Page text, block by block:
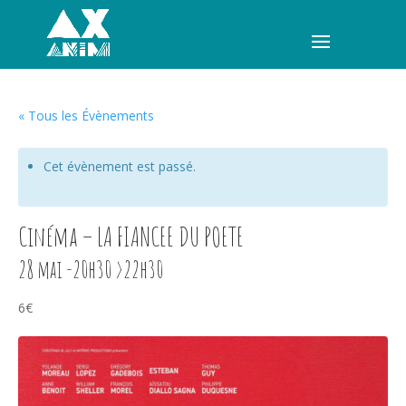
« Tous les Évènements
Cet évènement est passé.
Cinéma – LA FIANCEE DU POETE
28 mai -20h30 >22h30
6€